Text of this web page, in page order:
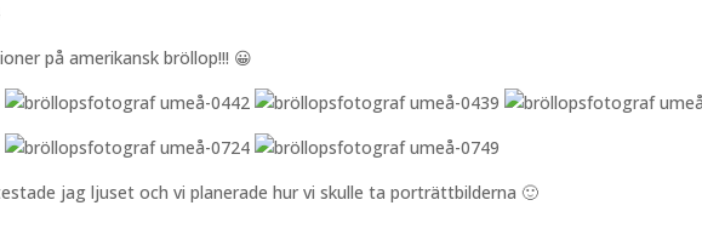
på amerikansk bröllop!!! 😀
jag ljuset och vi planerade hur vi skulle ta porträttbilderna 🙂